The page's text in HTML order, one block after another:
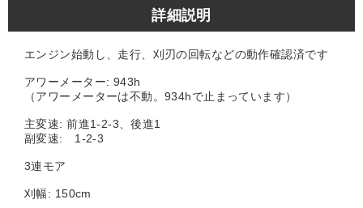
詳細説明
エンジン始動し、走行、刈刃の回転などの動作確認済です
アワーメーター: 943h
（アワーメーターは不動。934hで止まっています）
主変速: 前進1-2-3、後進1
副変速: 1-2-3
3連モア
刈幅: 150cm